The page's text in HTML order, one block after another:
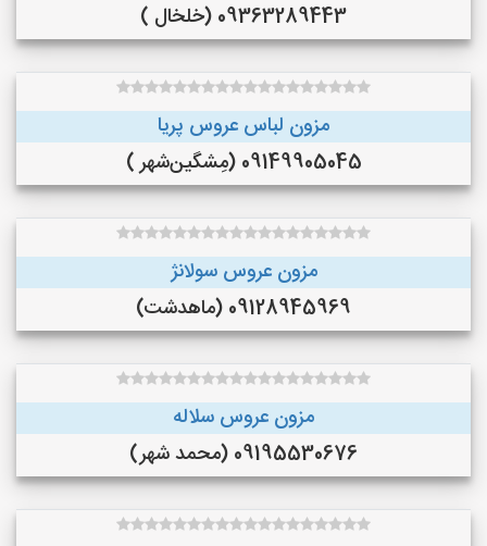
09363289443 (خلخال )
مزون لباس عروس پریا
09149905045 (مِشگین‌شهر )
مزون عروس سولانژ
09128945969 (ماهدشت)
مزون عروس سلاله
09195530676 (محمد شهر)